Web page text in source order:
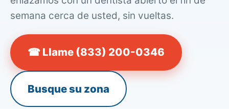
semana cerca de usted, sin vueltas.
☎ Llame (833) 200-0346
Busque su zona